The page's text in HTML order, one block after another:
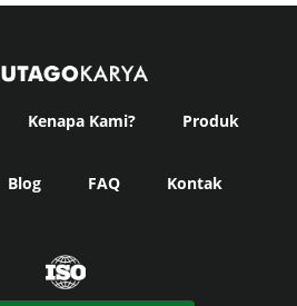
Kenapa Kami? Produk
Blog FAQ Kontak